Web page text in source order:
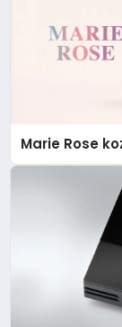
Marie Rose